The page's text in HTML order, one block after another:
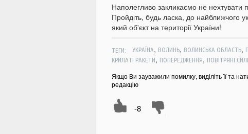
Наполегливо закликаємо не нехтувати
Пройдіть, будь ласка, до найближчого
який об'єкт на території України!
ТЕГИ: УКРАЇНА, ВОЛИНЬ, ВОЛИНСЬКА ОБЛАСТЬ,
КРИЛАТІ РАКЕТИ, ПОПЕРЕДЖЕННЯ, ПОВІТРЯНІ
Якщо Ви зауважили помилку, виділіть її та
редакцію
-8